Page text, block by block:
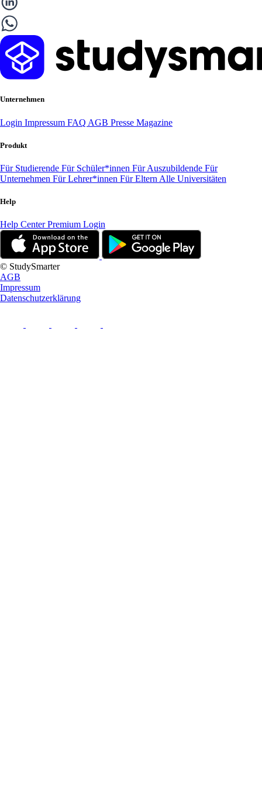
Unternehmen
Login Impressum FAQ AGB Presse Magazine
Produkt
Für Studierende Für Schüler*innen Für Auszubildende Für
Unternehmen Für Lehrer*innen Für Eltern Alle Universitäten
Help
Help CenterPremium Login
© StudySmarter
AGB
Impressum
Datenschutzerklärung